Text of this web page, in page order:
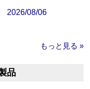
2026/08/06
もっと見る »
品